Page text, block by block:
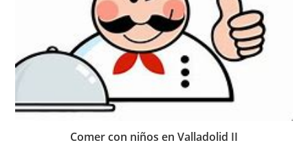
Comer con niños en Valladolid II